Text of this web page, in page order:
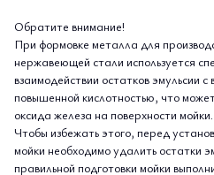
Обратите внимание!
При формовке металла для
нержавеющей стали используется
взаимодействии остатков эмульсии
повышенной кислотностью, что
оксида железа на поверхности мойки.
Чтобы избежать этого, перед
мойки необходимо удалить остатки
правильной подготовки мойки